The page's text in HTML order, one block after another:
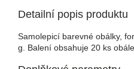
Detailní popis produktu
Samolepicí barevné obálky,
g. Balení obsahuje 20 ks